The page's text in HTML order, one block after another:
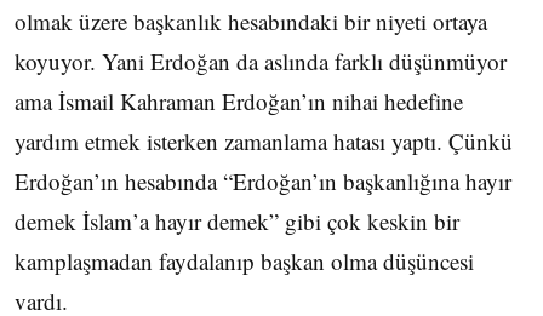
olmak üzere başkanlık hesabındaki bir niyeti ortaya
koyuyor. Yani Erdoğan da aslında farklı düşünmüyor
ama İsmail Kahraman Erdoğan’ın nihai hedefine
yardım etmek isterken zamanlama hatası yaptı. Çünkü
Erdoğan’ın hesabında “Erdoğan’ın başkanlığına hayır
demek İslam’a hayır demek” gibi çok keskin bir
kamplaşmadan faydalanıp başkan olma düşüncesi
vardı.